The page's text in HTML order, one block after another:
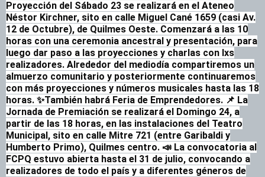
Proyección del Sábado 23 se realizará en el Ateneo
Néstor Kirchner, sito en calle Miguel Cané 1659 (casi Av.
12 de Octubre), de Quilmes Oeste. Comenzará a las 10
horas con una ceremonia ancestral y presentación, para
luego dar paso a las proyecciones y charlas con lxs
realizadores. Alrededor del mediodía compartiremos un
almuerzo comunitario y posteriormente continuaremos
con más proyecciones y números musicales hasta las 18
horas. ✨También habrá Feria de Emprendedores. 📌 La
Jornada de Premiación se realizará el Domingo 24, a
partir de las 18 horas, en las instalaciones del Teatro
Municipal, sito en calle Mitre 721 (entre Garibaldi y
Humberto Primo), Quilmes centro. 📣 La convocatoria al
FCPQ estuvo abierta hasta el 31 de julio, convocando a
realizadores de todo el país y a diferentes géneros de